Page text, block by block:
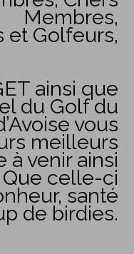
Membres,
et Golfeurs,
ainsi que
du Golf du
vous
meilleurs
à venir ainsi
Que celle-ci
santé
de birdies.